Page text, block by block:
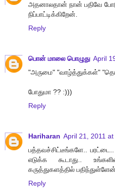
அதனாலதான் நான் பதிவே
நிப்பாட்டிக்கிறேன்.
Reply
பொன் மாலை பொழுது April
"அருமை" "வாழ்த்துக்கள்"
போதுமா ?? :)))
Reply
Hariharan April 21, 2011 at
பத்தவச்சிட்டீங்களே..
எடுக்க கூடாது..
கருத்துகளத்தில்
Reply